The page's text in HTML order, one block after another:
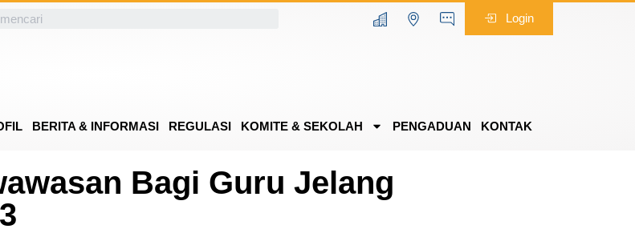
Login
BERITA & INFORMASI REGULASI KOMITE & SEKOLAH PENGADUAN KONTAK
Bagi Guru Jelang